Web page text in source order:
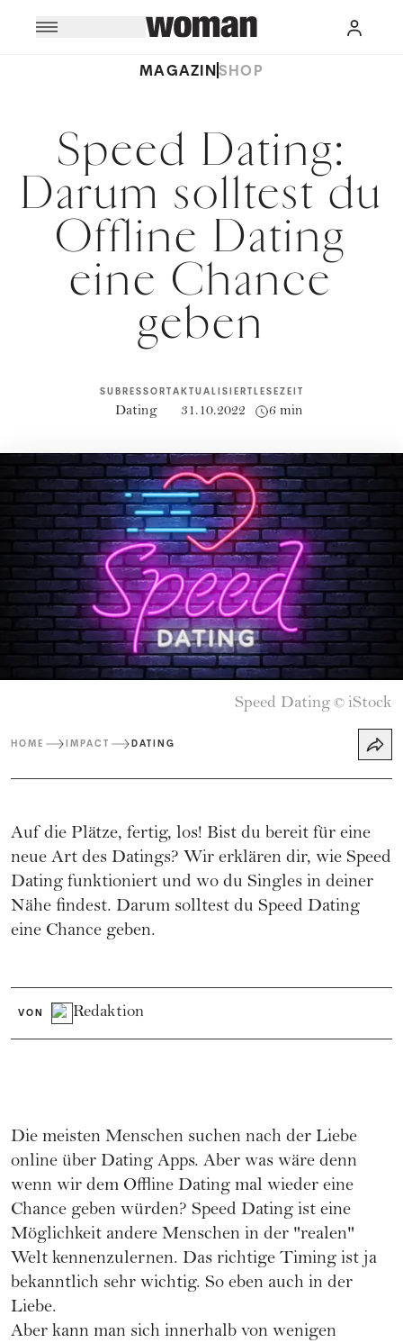
MAGAZINSHOP
Speed Dating:
Darum solltest du
Offline Dating
eine Chance
geben
SUBRESSORT
Dating
AKTUALISIERT
31.10.2022
LESEZEIT
6 min
Speed Dating © iStock
HOME IMPACT DATING
Auf die Plätze, fertig, los! Bist du bereit für eine
neue Art des Datings? Wir erklären dir, wie Speed
Dating funktioniert und wo du Singles in deiner
Nähe findest. Darum solltest du Speed Dating
eine Chance geben.
VON Redaktion
Die meisten Menschen suchen nach der Liebe
online über Dating Apps. Aber was wäre denn
wenn wir dem Offline Dating mal wieder eine
Chance geben würden? Speed Dating ist eine
Möglichkeit andere Menschen in der "realen"
Welt kennenzulernen. Das richtige Timing ist ja
bekanntlich sehr wichtig. So eben auch in der
Liebe.
Aber kann man sich innerhalb von wenigen